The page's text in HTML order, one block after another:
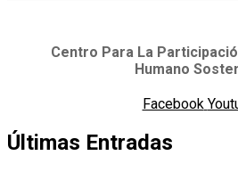
Centro Para La
Humano
Facebook
Últimas Entradas